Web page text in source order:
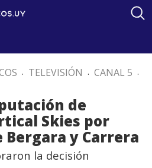
. TELEVISIÓN . CANAL 5 .
de
Skies por
Bergara y Carrera
la decisión